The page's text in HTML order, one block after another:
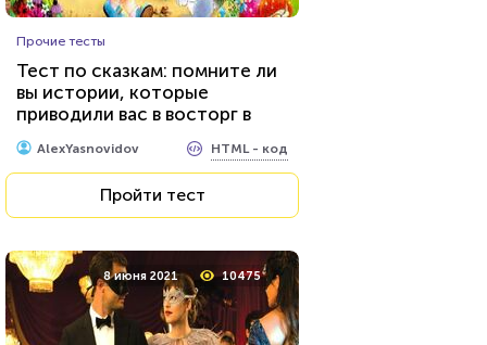
Прочие тесты
Тест по сказкам: помните ли
вы истории, которые
приводили вас в восторг в
детстве?
AlexYasnovidov HTML - код
Пройти тест
8 июня 2021 10475